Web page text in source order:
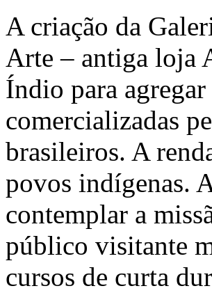
A criação da
Arte – antiga loja
Índio para
comercializadas
brasileiros. A
povos indígenas.
contemplar a
público visitante
cursos de curta